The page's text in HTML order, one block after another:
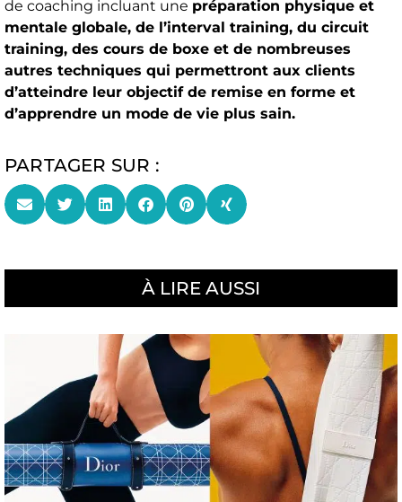
de coaching incluant une préparation physique et
mentale globale, de l’interval training, du circuit
training, des cours de boxe et de nombreuses
autres techniques qui permettront aux clients
d’atteindre leur objectif de remise en forme et
d’apprendre un mode de vie plus sain.
PARTAGER SUR :
À LIRE AUSSI